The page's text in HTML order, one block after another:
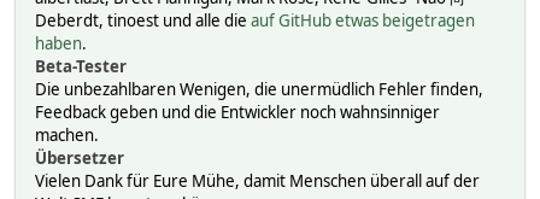
Deberdt, tinoest und alle die auf GitHub etwas beigetragen
haben.
Beta-Tester
Die unbezahlbaren Wenigen, die unermüdlich Fehler finden,
Feedback geben und die Entwickler noch wahnsinniger
machen.
Übersetzer
Vielen Dank für Eure Mühe, damit Menschen überall auf der